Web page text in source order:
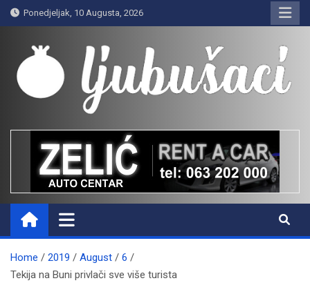
Skip
to
content
Ponedjeljak, 10 Augusta, 2026
Ljubušaci
Svom voljenom gradu
Home 2019 August
6
Tekija na Buni privlači sve više turista